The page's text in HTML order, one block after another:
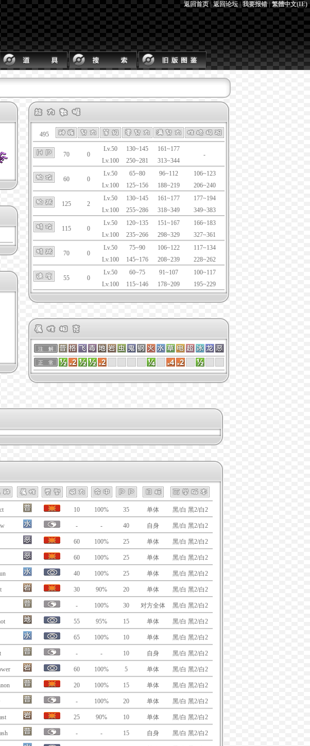
返回首页|返回论坛|我要报错|繁體中文(IE)
495
70 0
Lv.50
Lv.100
130~145
250~281
161~177
313~344
-
60 0
Lv.50
Lv.100
65~80
125~156
96~112
188~219
106~123
206~240
125 2
Lv.50
Lv.100
130~145
255~286
161~177
318~349
177~194
349~383
115 0
Lv.50
Lv.100
120~135
235~266
151~167
298~329
166~183
327~361
70 0
Lv.50
Lv.100
75~90
145~176
106~122
208~239
117~134
228~262
55 0
Lv.50
Lv.100
60~75
115~146
91~107
178~209
100~117
195~229
注 解
正 常
10 100% 35 单体 黑/白 黑2/白2
- - 40 自身 黑/白 黑2/白2
60 100% 25 单体 黑/白 黑2/白2
60 100% 25 单体 黑/白 黑2/白2
40 100% 25 单体 黑/白 黑2/白2
30 90% 20 单体 黑/白 黑2/白2
- 100% 30 对方全体 黑/白 黑2/白2
55 95% 15 单体 黑/白 黑2/白2
65 100% 10 单体 黑/白 黑2/白2
- - 10 自身 黑/白 黑2/白2
60 100% 5 单体 黑/白 黑2/白2
20 100% 15 单体 黑/白 黑2/白2
- 100% 20 单体 黑/白 黑2/白2
25 90% 10 单体 黑/白 黑2/白2
- - 15 自身 黑/白 黑2/白2